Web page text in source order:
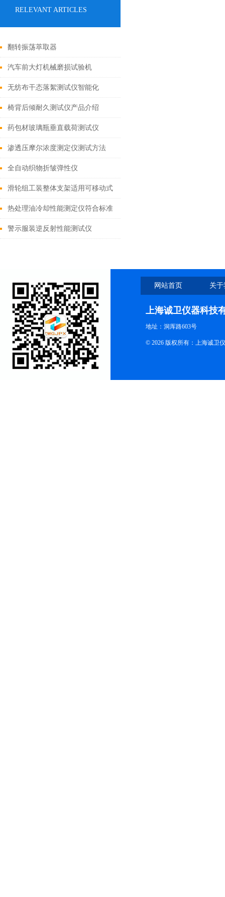
RELEVANT ARTICLES
翻转振荡萃取器
汽车前大灯机械磨损试验机
无纺布干态落絮测试仪智能化
椅背后倾耐久测试仪产品介绍
药包材玻璃瓶垂直载荷测试仪
渗透压摩尔浓度测定仪测试方法
全自动织物折皱弹性仪
滑轮组工装整体支架适用可移动式
设计
热处理油冷却性能测定仪符合标准
警示服装逆反射性能测试仪
网站首页 关
上海诚卫仪器科技
地址：洞厍路603号
© 2026 版权所有：上海诚卫